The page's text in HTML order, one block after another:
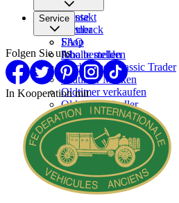
Karriere
Presse
Partner
Kontakt
Feedback
FAQ
Inhalte melden
Service
Shop
Abo bestellen
Werben bei Classic Trader
Oldtimer Marken
Oldtimer verkaufen
Oldtimer Händler
Folgen Sie uns
In Kooperation mit